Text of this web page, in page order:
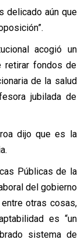
delicado aún que
acogió un
retirar fondos de
de la salud
jubilada de
dijo que es la
Públicas de la
del gobierno
otras cosas,
es “un
sistema de